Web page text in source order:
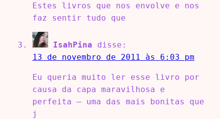
Estes livros que nos envolve e nos
faz sentir tudo que
IsahPina
disse:
13 de novembro de 2011 às 6:03 pm
Eu queria muito ler esse livro por
causa da capa maravilhosa e
perfeita – uma das mais bonitas que
j